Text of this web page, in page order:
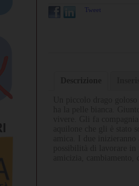
Tweet